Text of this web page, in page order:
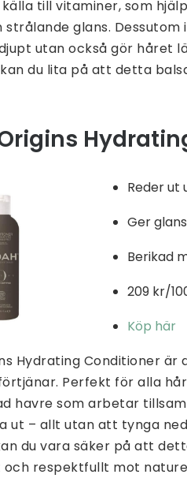
till vitaminer, som
strålande glans.
utan också gör håret
du lita på att detta
Reder ut
Ger
Berikad
209 kr/
Köp här
Hydrating Conditioner
Perfekt för alla
havre som arbetar
ut – allt utan att tynga
du vara säker på att
och respektfullt mot